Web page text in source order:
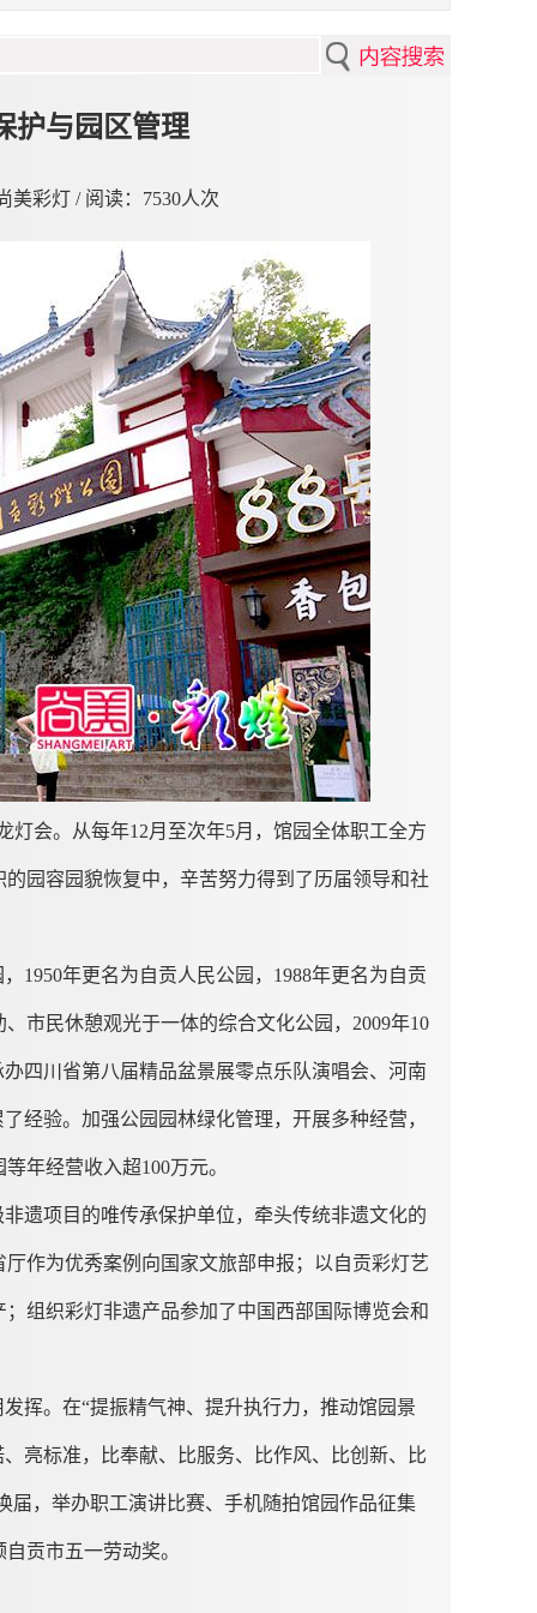
护与园区管理
美彩灯 / 阅读： 7530人次
灯会。从每年12月至次年5月，馆园全体职工全方
园容园貌恢复中，辛苦努力得到了历届领导和社
1950年更名为自贡人民公园，1988年更名为自贡
市民休憩观光于一体的综合文化公园，2009年10
四川省第八届精品盆景展零点乐队演唱会、河南
经验。加强公园园林绿化管理，开展多种经营，
年经营收入超100万元。
遗项目的唯传承保护单位，牵头传统非遗文化的
作为优秀案例向国家文旅部申报；以自贡彩灯艺
组织彩灯非遗产品参加了中国西部国际博览会和
挥。在“提振精气神、提升执行力，推动馆园景
亮标准，比奉献、比服务、比作风、比创新、比
届，举办职工演讲比赛、手机随拍馆园作品征集
贡市五一劳动奖。